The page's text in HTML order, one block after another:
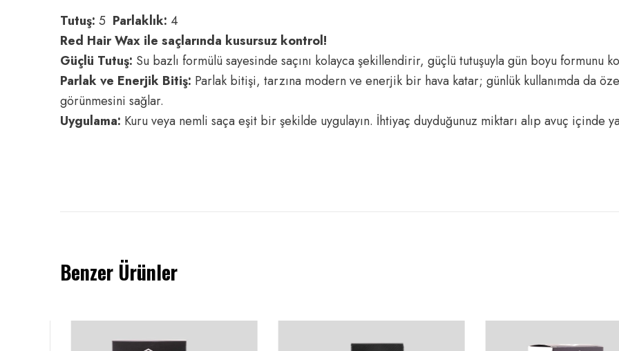
Tutuş: 5 Parlaklık: 4
Red Hair Wax ile saçlarında kusursuz kontrol!
Güçlü Tutuş: Su bazlı formülü sayesinde saçını kolayca şekillendirir, güçlü tutuşuyla gün boyu formunu
Parlak ve Enerjik Bitiş: Parlak bitişi, tarzına modern ve enerjik bir hava katar; günlük kullanımda da
görünmesini sağlar.
Uygulama: Kuru veya nemli saça eşit bir şekilde uygulayın. İhtiyaç duyduğunuz miktarı alıp avuç içinde
Benzer Ürünler